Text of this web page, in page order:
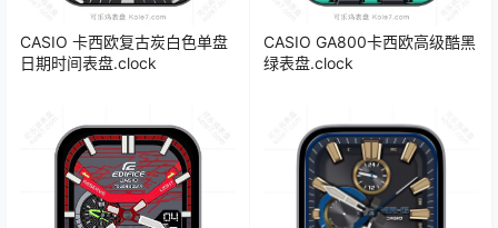
CASIO 卡西欧复古炭白色单盘
日期时间表盘.clock
CASIO GA800卡西欧高级酷黑
绿表盘.clock